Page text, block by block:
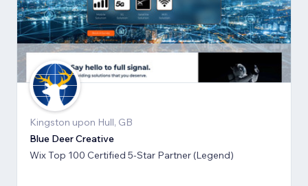
Kingston upon Hull, GB
Blue Deer Creative
Wix Top 100 Certified 5-Star Partner (Legend)